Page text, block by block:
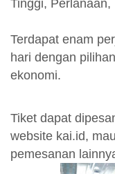
Tinggi,
Terdapat enam
hari dengan
ekonomi.
Tiket dapat
website kai.id,
pemesanan